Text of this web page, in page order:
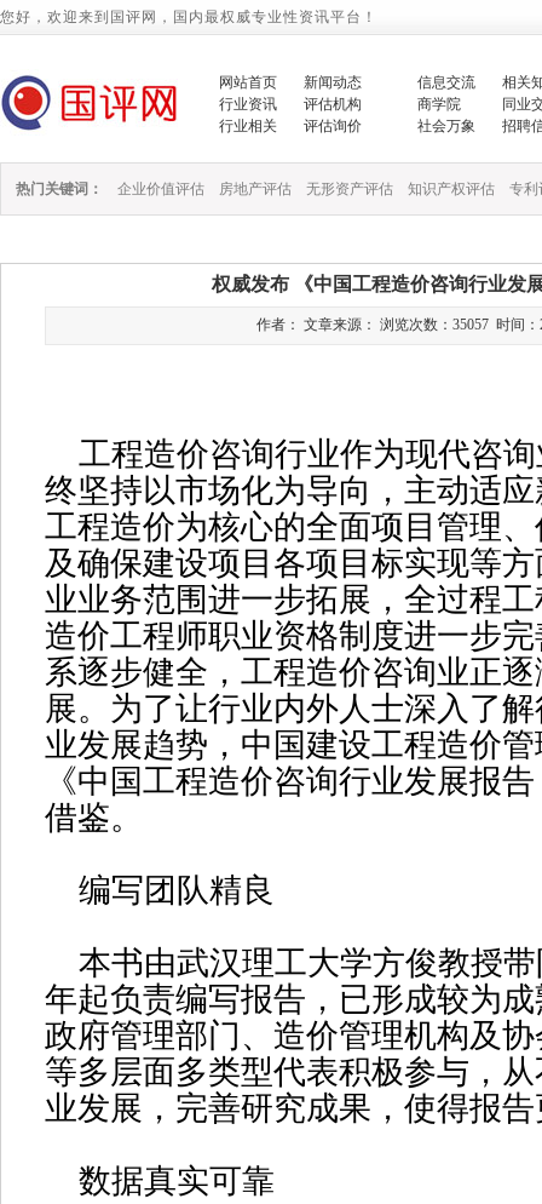
您好，欢迎来到国评网，国内最权威专业性资讯平台！
网站首页
新闻动态
行业资讯
评估机构
行业相关
评估询价
信息交流
相关
商学院
同业
社会万象
招聘
热门关键词： 企业价值评估 房地产评估 无形资产评估 知识产权评估 专利
权威发布 《中国工程造价咨询行业发
作者： 文章来源： 浏览次数：35057 时间：
工程造价咨询行业作为现代咨
终坚持以市场化为导向，主动适
工程造价为核心的全面项目管理
及确保建设项目各项目标实现等
业业务范围进一步拓展，全过程
造价工程师职业资格制度进一步
系逐步健全，工程造价咨询业正
展。为了让行业内外人士深入了
业发展趋势，中国建设工程造价
《中国工程造价咨询行业发展报
借鉴。
编写团队精良
本书由武汉理工大学方俊教授
年起负责编写报告，已形成较为
政府管理部门、造价管理机构及
等多层面多类型代表积极参与，
业发展，完善研究成果，使得报
数据真实可靠